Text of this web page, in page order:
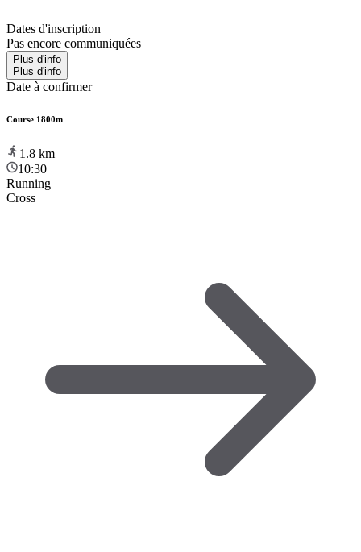
Dates d'inscription
Pas encore communiquées
Plus d'info
Plus d'info
Date à confirmer
Course 1800m
1.8 km
10:30
Running
Cross